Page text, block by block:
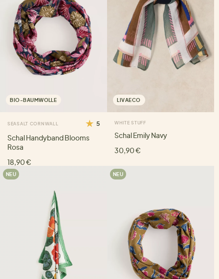
BIO-BAUMWOLLE
SEASALT CORNWALL 5
Schal Handyband Blooms
Rosa
18,90 €
LIVAECO
WHITE STUFF
Schal Emily Navy
30,90 €
NEU NEU